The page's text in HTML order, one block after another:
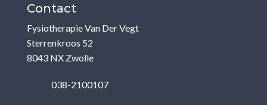
Contact
Fysiotherapie Van Der Vegt
Sterrenkroos 52
8043 NX Zwolle
038-2100107